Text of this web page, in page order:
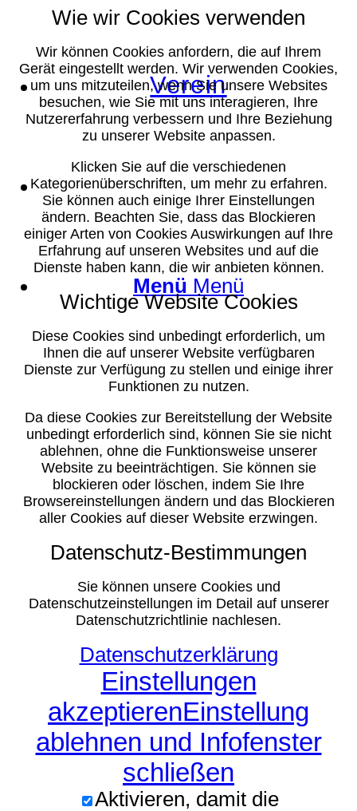
Verein
Suche
Menü Menü
Wie wir Cookies verwenden
Wir können Cookies anfordern, die auf Ihrem
Gerät eingestellt werden. Wir verwenden Cookies,
um uns mitzuteilen, wenn Sie unsere Websites
besuchen, wie Sie mit uns interagieren, Ihre
Nutzererfahrung verbessern und Ihre Beziehung
zu unserer Website anpassen.
Klicken Sie auf die verschiedenen
Kategorienüberschriften, um mehr zu erfahren.
Sie können auch einige Ihrer Einstellungen
ändern. Beachten Sie, dass das Blockieren
einiger Arten von Cookies Auswirkungen auf Ihre
Erfahrung auf unseren Websites und auf die
Dienste haben kann, die wir anbieten können.
Wichtige Website Cookies
Diese Cookies sind unbedingt erforderlich, um
Ihnen die auf unserer Website verfügbaren
Dienste zur Verfügung zu stellen und einige ihrer
Funktionen zu nutzen.
Da diese Cookies zur Bereitstellung der Website
unbedingt erforderlich sind, können Sie sie nicht
ablehnen, ohne die Funktionsweise unserer
Website zu beeinträchtigen. Sie können sie
blockieren oder löschen, indem Sie Ihre
Browsereinstellungen ändern und das Blockieren
aller Cookies auf dieser Website erzwingen.
Datenschutz-Bestimmungen
Sie können unsere Cookies und
Datenschutzeinstellungen im Detail auf unserer
Datenschutzrichtlinie nachlesen.
Datenschutzerklärung
Einstellungen
akzeptierenEinstellung
ablehnen und Infofenster
schließen
Aktivieren, damit die